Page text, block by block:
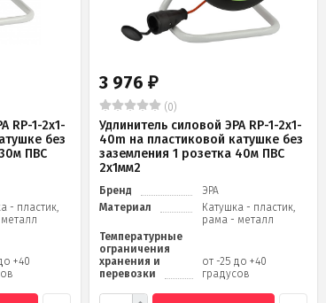
RP-1-2x1-
без
ПВС
- пластик,
+40
3 976₽
(0)
Удлинитель силовой ЭРА RP-1-2x1-
40m на пластиковой катушке без
заземления 1 розетка 40м ПВС
2x1мм2
Бренд
ЭРА
Материал
Катушка - пластик,
рама - металл
Температурные
ограничения
хранения и
перевозки
от -25 до +40
градусов